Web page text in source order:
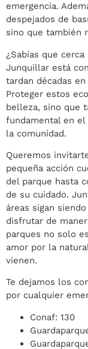
emergencia.
despejados de
sino que también
¿Sabías que cerca
Junquillar está
tardan décadas
Proteger estos
belleza, sino que
fundamental en
la comunidad.
Queremos
pequeña acción
del parque hasta
de su cuidado.
áreas sigan
disfrutar de
parques no solo
amor por la
vienen.
Te dejamos los
por cualquier
Conaf: 130